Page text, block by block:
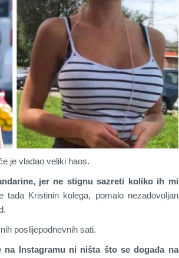
je vladao veliki haos.
jer ne stignu sazreti koliko ih mi
tada Kristinin kolega, pomalo nezadovoljan
poslijepodnevnih sati.
Instagramu ni ništa što se događa na